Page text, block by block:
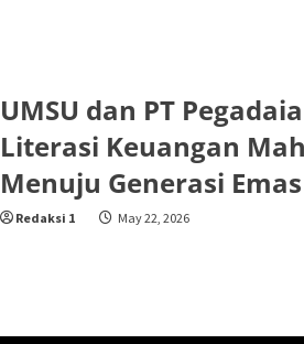
UMSU dan PT
Literasi Keuangan
Menuju Generasi Emas
Redaksi 1 May 22, 2026